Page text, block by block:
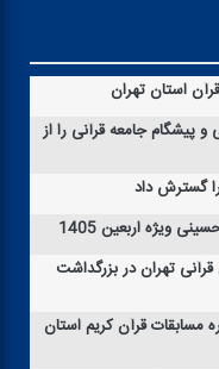
استان تهران
جامعه قرآنی را از
گسترش داد
ویژه اربعین 1405
تهران در بزرگداشت
دوره مسابقات قرآن كریم استان